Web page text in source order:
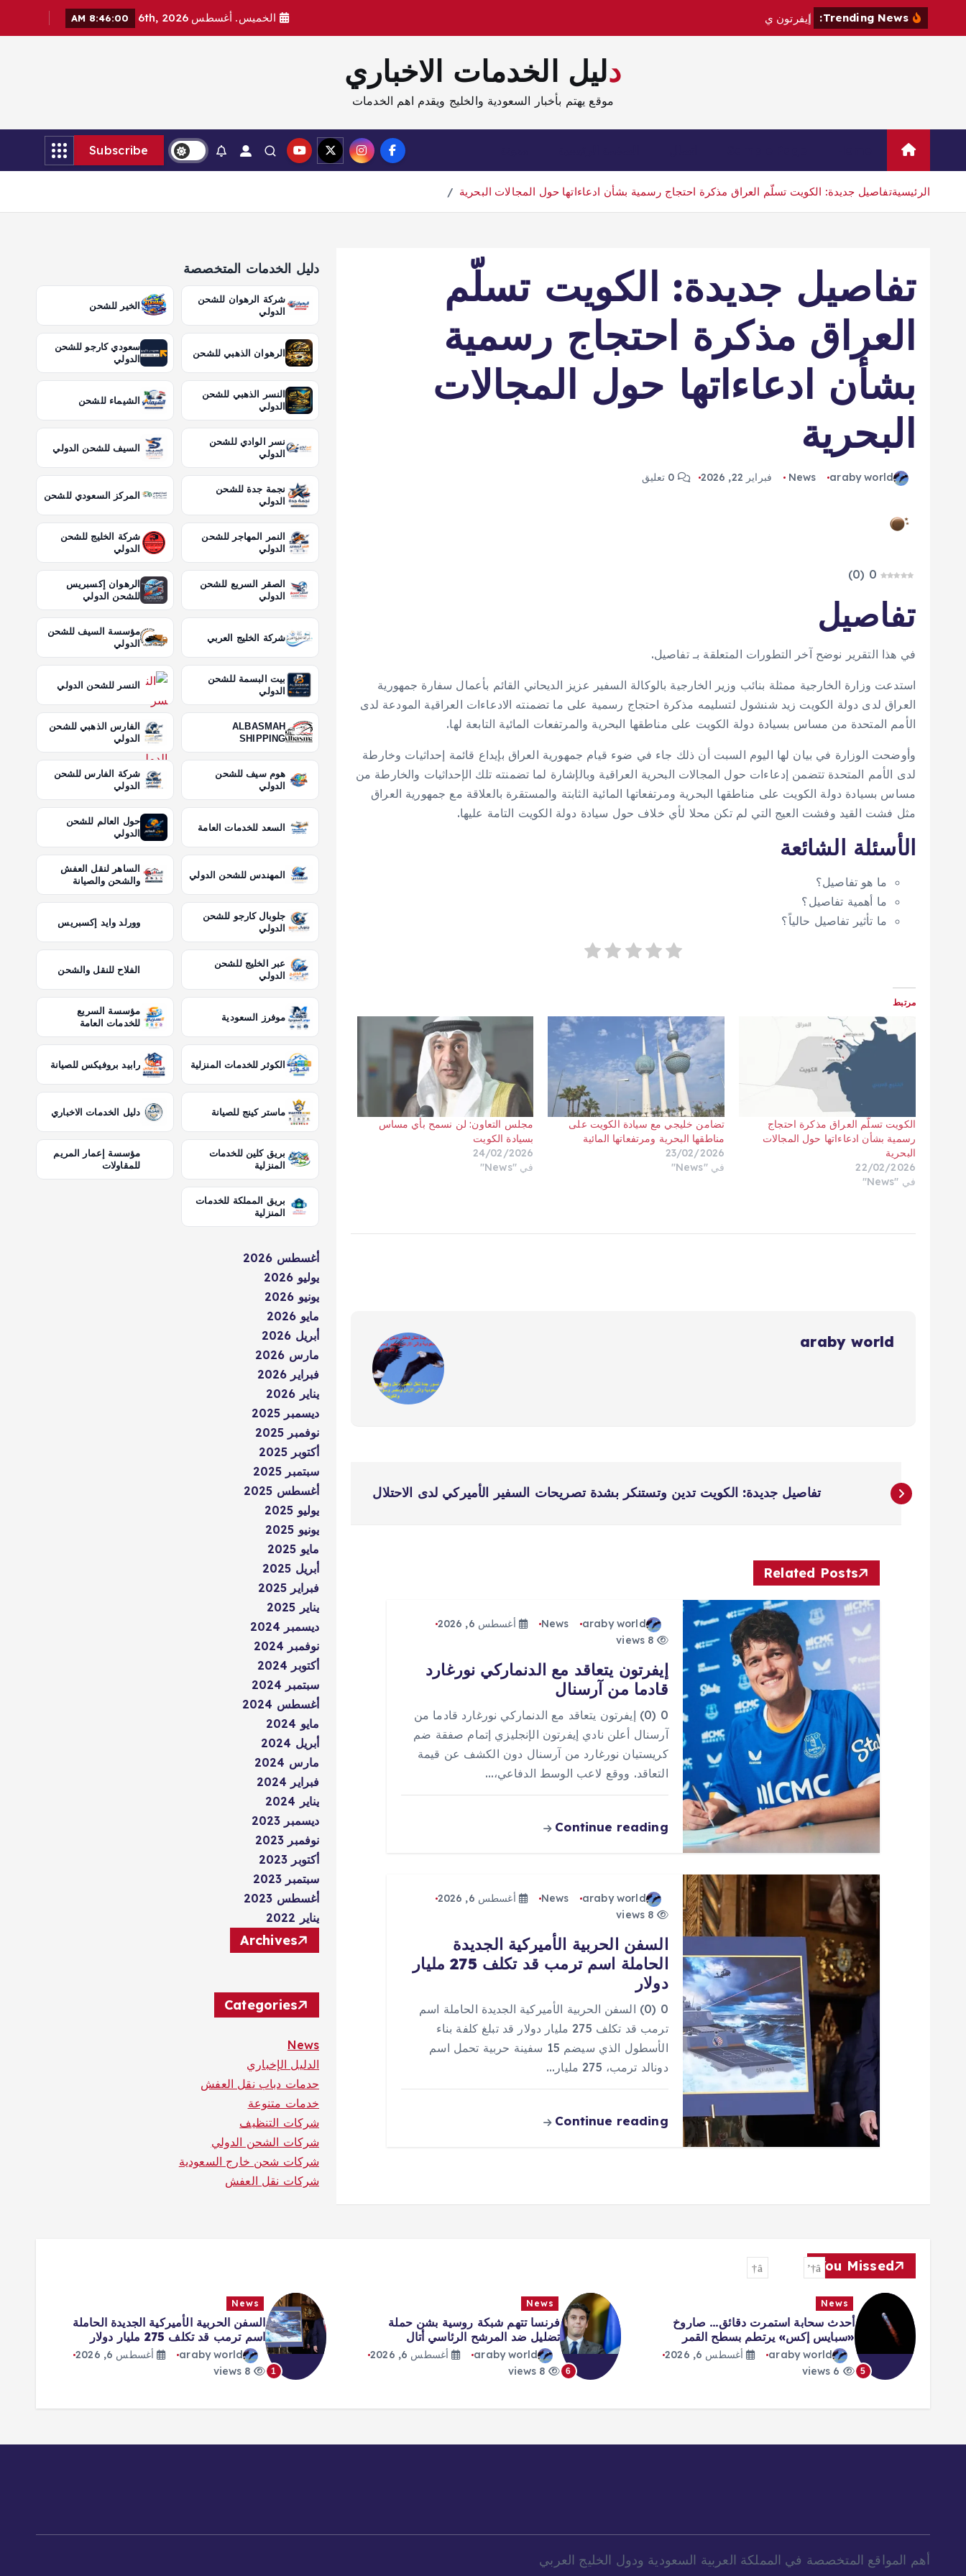
إيفر تون يتع الخميس. أغسطس 6th, 2026 8:46:01 AM
دليل الخدمات الاخباري
موقع يهتم بأخبار السعودية والخليج ويقدم اهم الخدمات
Subscribe
الرئيسيةتفاصيل جديدة: الكويت تسلّم العراق مذكرة احتجاج رسمية بشأن ادعاءاتها حول المجالات البحرية
تفاصيل جديدة: الكويت تسلّم
العراق مذكرة احتجاج رسمية
بشأن ادعاءاتها حول المجالات
البحرية
araby world
News فبراير 22, 2026
0
(
0
)
تفاصيل
في هذا التقرير نوضح آخر التطورات المتعلقة بـ تفاصيل.
استدعت وزارة الخارجية ممثلة بنائب وزير الخارجية بالوكالة السفير عزيز الديحاني القائم بأعمال سفارة جمهورية
العراق لدى دولة الكويت زيد شنشول لتسليمه مذكرة احتجاج رسمية على ما تضمنته الادعاءات العراقية المودعة لدى
الأمم المتحدة من مساس بسيادة دولة الكويت على مناطقها البحرية والمرتفعات المائية التابعة لها.
وأوضحت الوزارة في بيان لها اليوم السبت أن ذلك جاء في ضوء قيام جمهورية العراق بإيداع قائمة إحداثيات وخارطة
لدى الأمم المتحدة تتضمن إدعاءات حول المجالات البحرية العراقية وبالإشارة لما تضمنته تلك الإحداثيات والخارطة من
مساس بسيادة دولة الكويت على مناطقها البحرية ومرتفعاتها المائية الثابتة والمستقرة بالعلاقة مع جمهورية العراق
مثل فشت القيد وفشت العيج التي لم تكن محلا لأي خلاف حول سيادة دولة الكويت التامة عليها.
الأسئلة الشائعة
ما هو تفاصيل؟
ما أهمية تفاصيل؟
ما تأثير تفاصيل حالياً؟
مرتبط
الكويت تسلّم العراق مذكرة احتجاج
رسمية بشأن ادعاءاتها حول المجالات
البحرية
22/02/2026
في "News"
تضامن خليجي مع سيادة الكويت على
مناطقها البحرية ومرتفعاتها المائية
23/02/2026
في "News"
مجلس التعاون: لن نسمح بأي مساس
بسيادة الكويت
24/02/2026
في "News"
araby world
ت
تفاصيل جديدة: الكويت تدين وتستنكر بشدة تصريحات السفير الأميركي لدى الاحتلال
Related Posts
araby world
News
أغسطس 6, 2026
إيفرتون يتعاقد مع الدنماركي نورغارد
قادما من آرسنال
0 (0) إيفرتون يتعاقد مع الدنماركي نورغارد قادما من
آرسنال أعلن نادي إيفرتون الإنجليزي إتمام صفقة ضم
كريستيان نورغارد من آرسنال دون الكشف عن قيمة
التعاقد. ووقع لاعب الوسط الدفاعي،…
Continue reading
araby world
News
أغسطس 6, 2026
السفن الحربية الأميركية الجديدة
الحاملة اسم ترمب قد تكلف 275 مليار
دولار
0 (0) السفن الحربية الأميركية الجديدة الحاملة اسم
ترمب قد تكلف 275 مليار دولار قد تبلغ كلفة بناء
الأسطول الذي سيضم 15 سفينة حربية تحمل اسم
دونالد ترمب، 275 مليار…
Continue reading
دليل الخدمات المتخصصة
شركة الرهوان للشحن
الدولي
الخير للشحن
الرهوان الذهبي للشحن
سعودي كارجو للشحن
الدولي
النسر الذهبي للشحن
الدولي
الشيماء للشحن
نسر الوادي للشحن
الدولي
السيف للشحن الدولي
نجمة جدة للشحن
الدولي
المركز السعودي للشحن
النمر المهاجر للشحن
الدولي
شركة الخليج للشحن
الدولي
الصقر السريع للشحن
الدولي
الرهوان إكسبريس
للشحن الدولي
شركة الخليج العربي
مؤسسة السيف للشحن
الدولي
بيت البسمة للشحن
الدولي
النسر للشحن الدولي
ALBASMAH
SHIPPING
الفارس الذهبي للشحن
الدولي
هوم سيف للشحن
الدولي
شركة الفارس للشحن
الدولي
السعد للخدمات العامة
حول العالم للشحن
الدولي
المهندس للشحن الدولي
الساهر لنقل العفش
والشحن والصيانة
جلوبال كارجو للشحن
الدولي
وورلد وايد إكسبريس
عبر الخليج للشحن
الدولي
الفلاح للنقل والشحن
موفرز السعودية
مؤسسة السريع
للخدمات العامة
الكوثر للخدمات المنزلية رابيد بروفيكس للصيانة
ماستر كينج للصيانة دليل الخدمات الاخباري
بريق كلين للخدمات
المنزلية
مؤسسة إعمار المريم
للمقاولات
بريق المملكة للخدمات
المنزلية
أغسطس 2026
يوليو 2026
يونيو 2026
مايو 2026
أبريل 2026
مارس 2026
فبراير 2026
يناير 2026
ديسمبر 2025
نوفمبر 2025
أكتوبر 2025
سبتمبر 2025
أغسطس 2025
يوليو 2025
يونيو 2025
مايو 2025
أبريل 2025
فبراير 2025
يناير 2025
ديسمبر 2024
نوفمبر 2024
أكتوبر 2024
سبتمبر 2024
أغسطس 2024
مايو 2024
أبريل 2024
مارس 2024
فبراير 2024
يناير 2024
ديسمبر 2023
نوفمبر 2023
أكتوبر 2023
سبتمبر 2023
أغسطس 2023
يناير 2022
Archives
Categories
News
الدليل الإخباري
حدمات دباب نقل العفش
خدمات متنوعة
شركات التنظيف
شركات الشحن الدولي
شركات شحن خارج السعودية
شركات نقل العفش
You Missed
News
أحدث سحابة استمرت دقائق… صاروخ
«سبايس إكس» يرتطم بسطح القمر
araby world
أغسطس 6, 2026
News
فرنسا تتهم شبكة روسية بشن حملة
تضليل ضد المرشح الرئاسي أتال
araby world
أغسطس 6, 2026
News
السفن الحربية الأميركية الجديدة الحاملة
اسم ترمب قد تكلف 275 مليار دولار
araby world
أغسطس 6, 2026
أهم المواقع المتخصصة في المملكة العربية السعودية ودول الخليج العربي